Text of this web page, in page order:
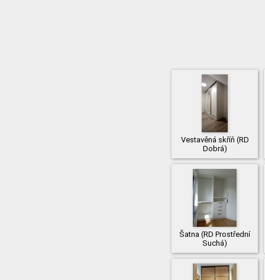
Vestavěná skříň (RD
Dobrá)
Šatna (RD Prostřední
Suchá)